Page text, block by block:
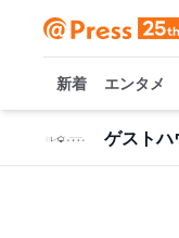
新着 エンタメ
ゲストハ